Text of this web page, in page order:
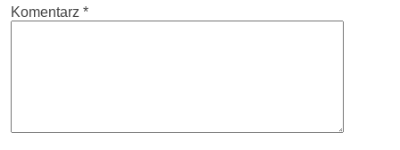
Komentarz *